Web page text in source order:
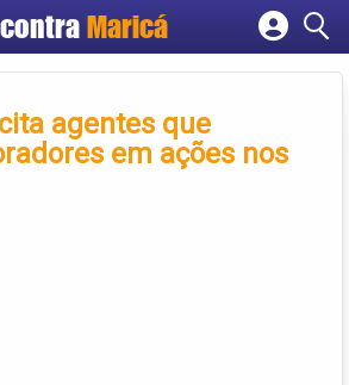
Maricá
Cadastrar empresa
Criar conta
agentes que
em ações nos